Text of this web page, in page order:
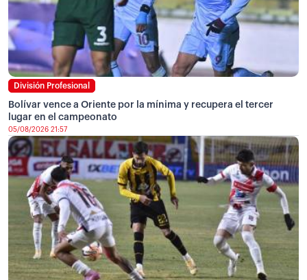
División Profesional
Bolívar vence a Oriente por la mínima y recupera el tercer
lugar en el campeonato
05/08/2026 21:57